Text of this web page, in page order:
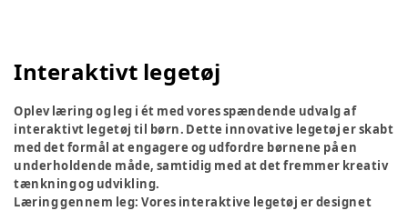
Interaktivt legetøj
Oplev læring og leg i ét med vores spændende udvalg af
interaktivt legetøj til børn. Dette innovative legetøj er skabt
med det formål at engagere og udfordre børnene på en
underholdende måde, samtidig med at det fremmer kreativ
tænkning og udvikling.
Læring gennem leg: Vores interaktive legetøj er designet